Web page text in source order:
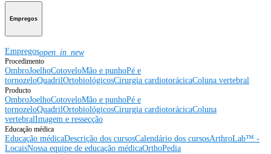
Empregos
Empregosopen_in_new
Procedimento
OmbroJoelhoCotoveloMão e punhoPé e
tornozeloQuadrilOrtobiológicosCirurgia cardiotorácicaColuna vertebral
Producto
OmbroJoelhoCotoveloMão e punhoPé e
tornozeloQuadrilOrtobiológicosCirurgia cardiotorácicaColuna
vertebralImagem e ressecção
Educação médica
Educação médicaDescrição dos cursosCalendário dos cursosArthroLab™ -
LocaisNossa equipe de educação médicaOrthoPedia